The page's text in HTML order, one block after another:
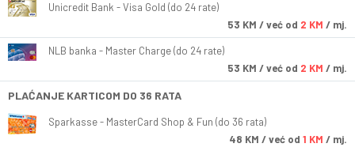
Unicredit Bank - Visa Gold (do 24 rate)
53 KM / već od 2 KM / mj.
NLB banka - Master Charge (do 24 rate)
53 KM / već od 2 KM / mj.
PLAĆANJE KARTICOM DO 36 RATA
Sparkasse - MasterCard Shop & Fun (do 36 rata)
48 KM / već od 1 KM / mj.